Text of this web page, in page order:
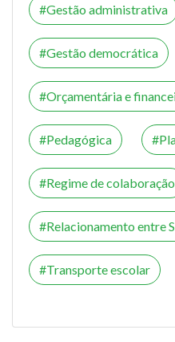
Gestão administrativa
Gestão democrática
Orçamentária e
Pedagógica
Regime de colaboração
Relacionamento entre
Transporte escolar